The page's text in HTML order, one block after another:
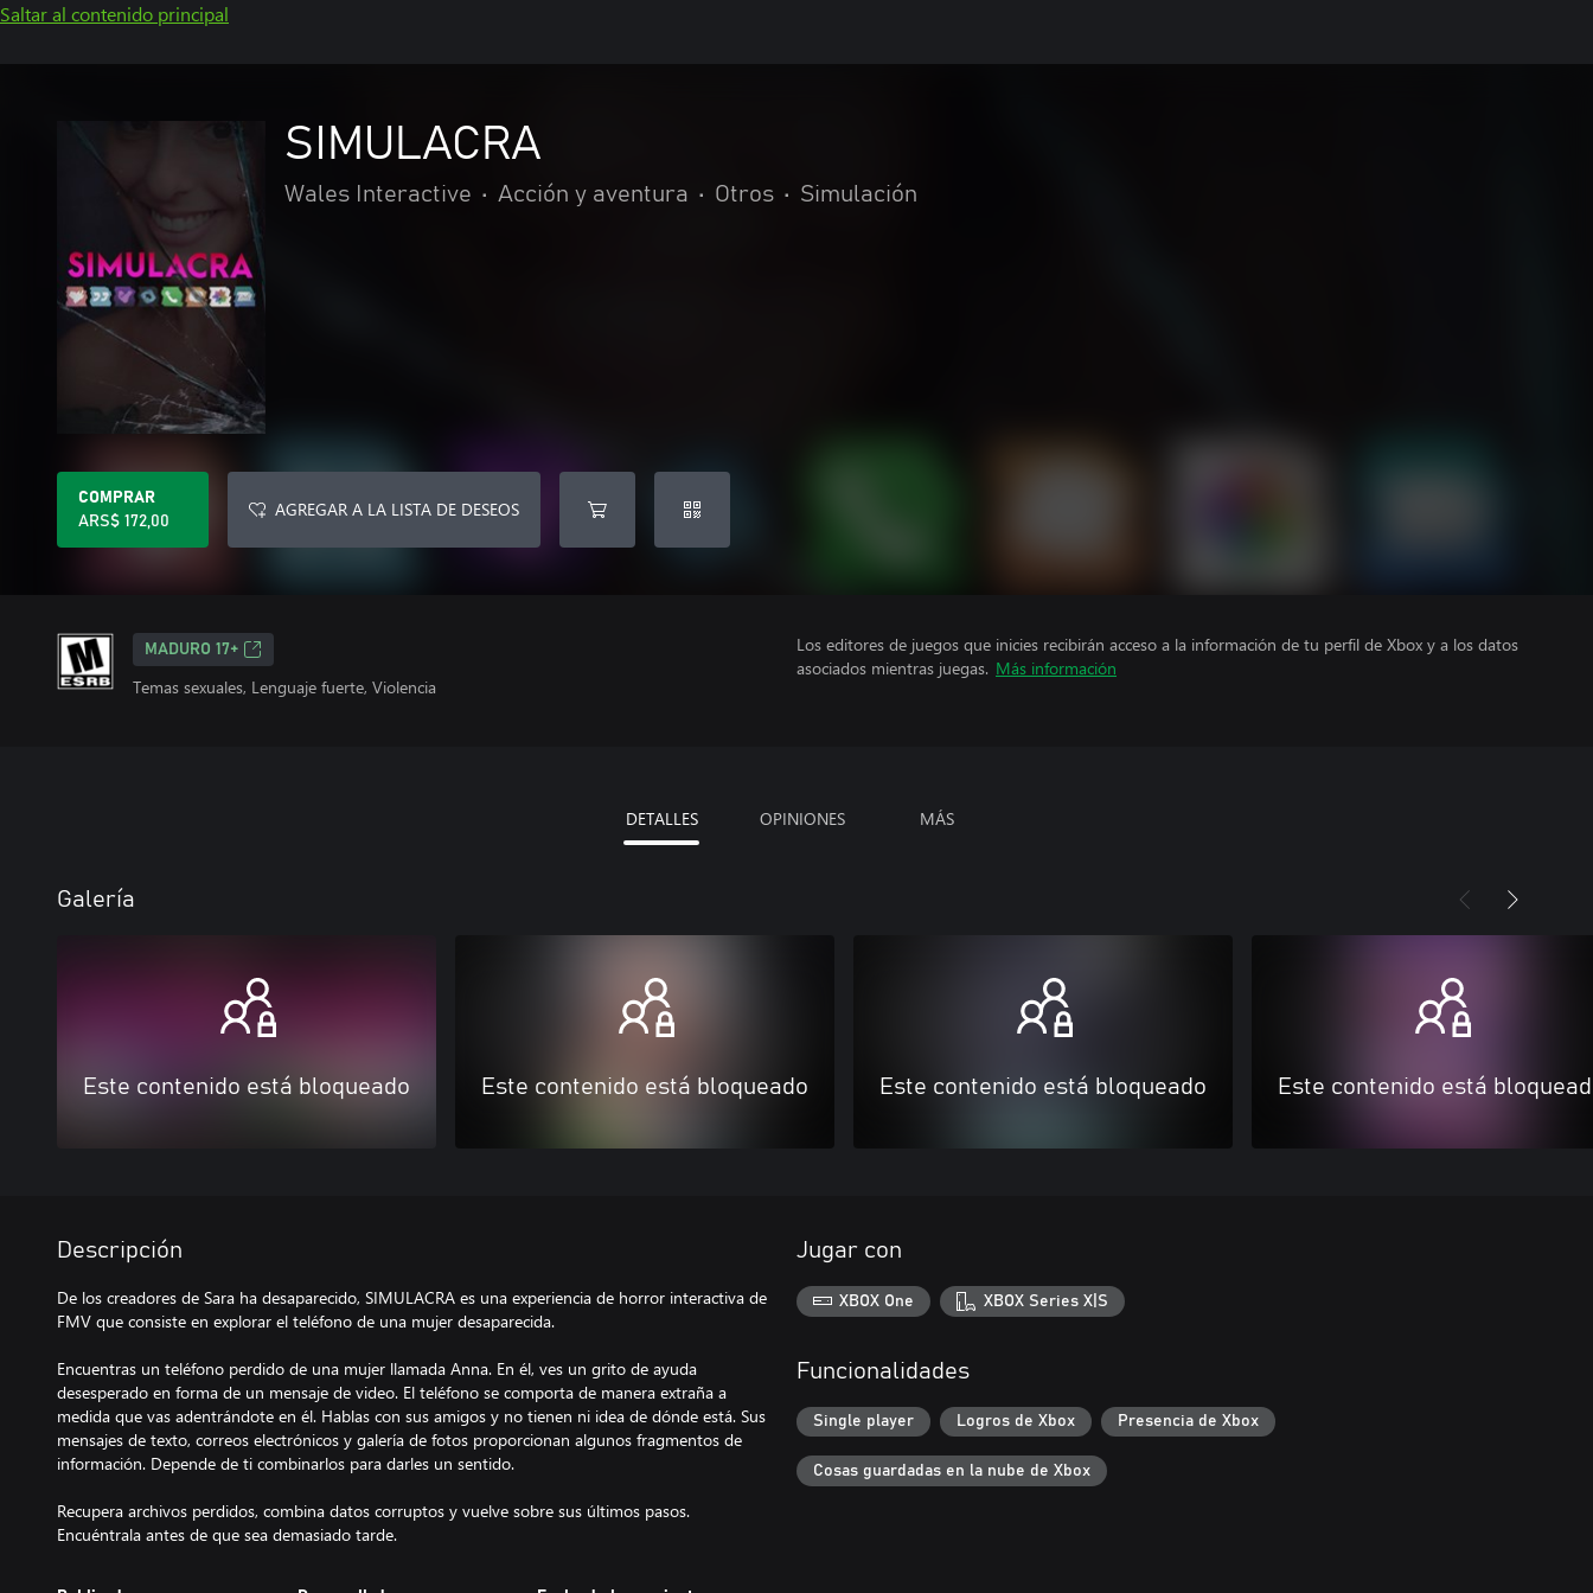
Saltar al contenido principal
SIMULACRA
Wales Interactive • Acción y aventura • Otros • Simulación
COMPRAR
ARS$ 172,00
AGREGAR A LA LISTA DE DESEOS
MADURO 17+
Temas sexuales, Lenguaje fuerte, Violencia
Los editores de juegos que inicies recibirán acceso a la información de tu perfil de Xbox y a los datos
asociados mientras juegas. Más información
DETALLES OPINIONES MÁS
Galería
Este contenido está bloqueado Este contenido está bloqueado Este contenido está bloqueado Este contenido está
Descripción
De los creadores de Sara ha desaparecido, SIMULACRA es una experiencia de horror interactiva de
FMV que consiste en explorar el teléfono de una mujer desaparecida.
Encuentras un teléfono perdido de una mujer llamada Anna. En él, ves un grito de ayuda
desesperado en forma de un mensaje de video. El teléfono se comporta de manera extraña a
medida que vas adentrándote en él. Hablas con sus amigos y no tienen ni idea de dónde está. Sus
mensajes de texto, correos electrónicos y galería de fotos proporcionan algunos fragmentos de
información. Depende de ti combinarlos para darles un sentido.
Recupera archivos perdidos, combina datos corruptos y vuelve sobre sus últimos pasos.
Jugar con
XBOX One XBOX Series X|S
Funcionalidades
Single player Logros de Xbox Presencia de Xbox
Cosas guardadas en la nube de Xbox